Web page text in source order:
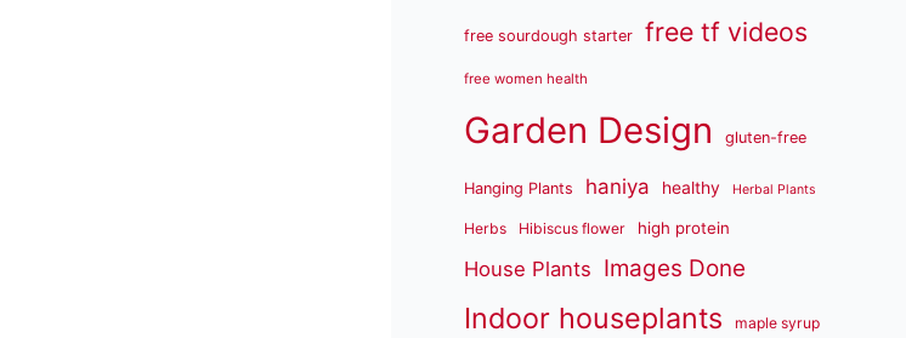
free sourdough starter free tf videos
free women health
Garden Design gluten-free
Hanging Plants haniya healthy Herbal Plants
Herbs Hibiscus flower high protein
House Plants Images Done
Indoor houseplants maple syrup